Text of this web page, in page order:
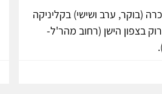
(בוקר, ערב ושישי) בקליניקה
בצפון הישן (רחוב מהר'ל-